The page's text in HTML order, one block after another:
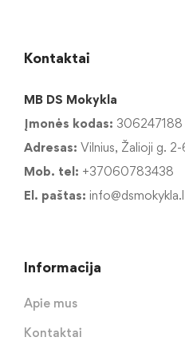
Kontaktai
MB DS Mokykla
Įmonės kodas: 306247188
Adresas: Vilnius, Žalioji g. 2-
Mob. tel: +37060783438
El. paštas:
Informacija
Apie mus
Kontaktai